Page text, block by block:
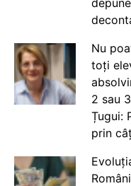
Nu
toți
2 sau
Țugui:
prin